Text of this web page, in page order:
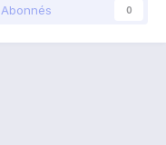
Abonnés 0